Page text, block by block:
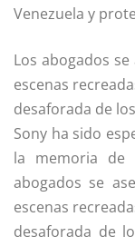
Venezuela y
Los abogados
escenas
desaforada de
Sony ha sido
la memoria de
abogados se
escenas
desaforada de